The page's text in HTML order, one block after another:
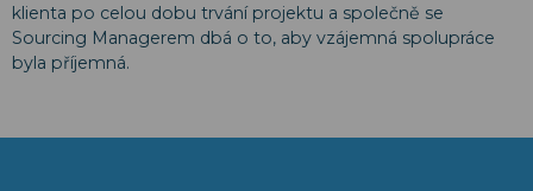
klienta po celou dobu trvání projektu a společně se
Sourcing Managerem dbá o to, aby vzájemná spolupráce
byla příjemná.